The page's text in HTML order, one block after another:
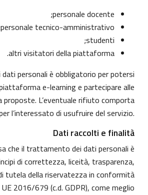
personale docente;
personale tecnico-amministrativo;
studenti;
altri visitatori della piattaforma.
personali è obbligatorio per potersi
e-learning e partecipare alle
L’eventuale rifiuto comporta
l’interessato di usufruire del servizio.
Dati raccolti e finalità
che il trattamento dei dati personali è
di correttezza, liceità, trasparenza,
tutela della riservatezza in conformità
2016/679 (c.d. GDPR), come meglio